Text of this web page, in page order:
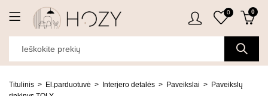
0 0
Titulinis El.parduotuvė Interjero detalės Paveikslai
Paveikslų